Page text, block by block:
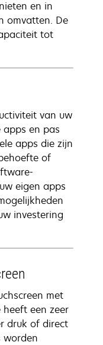
en in
omvatten. De
tot
van uw
apps en pas
apps die zijn
of
eigen apps
investering
met
een zeer
druk of direct
worden